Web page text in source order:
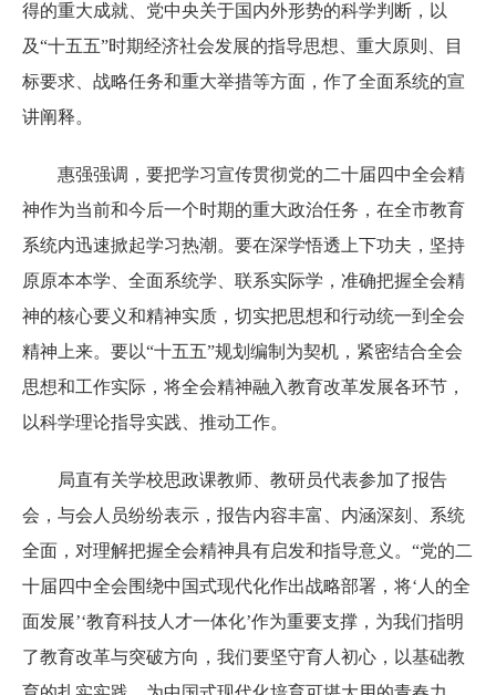
得的重大成就、党中央关于国内外形势的科学判断，以
及“十五五”时期经济社会发展的指导思想、重大原则、目
标要求、战略任务和重大举措等方面，作了全面系统的宣
讲阐释。
惠强强调，要把学习宣传贯彻党的二十届四中全会精
神作为当前和今后一个时期的重大政治任务，在全市教育
系统内迅速掀起学习热潮 。 要在深学悟透上下功夫，坚持
原原本本学、全面系统学、联系实际学，准确把握全会精
神的核心要义和精神实质，切实把思想和行动统一到全会
精神上来。要以“十五五”规划编制为契机， 紧密结合全会
思想和工作实际， 将全会精神融入教育改革发展各环节，
以科学理论指导实践、推动工作。
局直有关学校思政课教师、教研员代表参加了报告
会， 与会人员纷纷表示，报告内容丰富、内涵深刻、系统
全面，对理解把握全会精神具有启发和指导意义。“党的二
十届四中全会围绕中国式现代化作出战略部署，将‘人的全
面发展’‘教育科技人才一体化’作为重要支撑，为我们指明
了教育改革与突破方向，我们要坚守育人初心，以基础教